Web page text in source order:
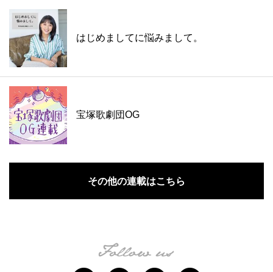
はじめましてに悩みまして。
宝塚歌劇団OG
その他の連載はこちら